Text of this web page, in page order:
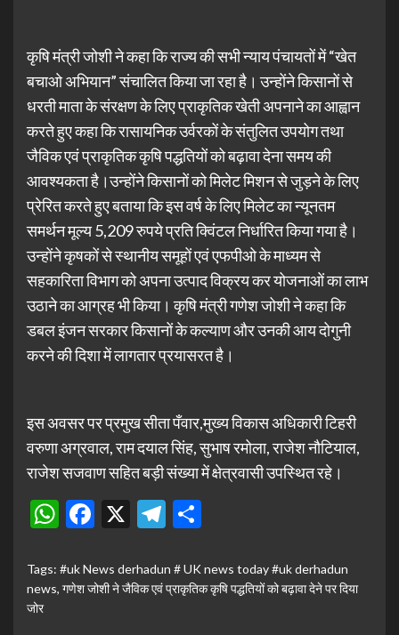
कृषि मंत्री जोशी ने कहा कि राज्य की सभी न्याय पंचायतों में “खेत
बचाओ अभियान” संचालित किया जा रहा है। उन्होंने किसानों से
धरती माता के संरक्षण के लिए प्राकृतिक खेती अपनाने का आह्वान
करते हुए कहा कि रासायनिक उर्वरकों के संतुलित उपयोग तथा
जैविक एवं प्राकृतिक कृषि पद्धतियों को बढ़ावा देना समय की
आवश्यकता है।उन्होंने किसानों को मिलेट मिशन से जुड़ने के लिए
प्रेरित करते हुए बताया कि इस वर्ष के लिए मिलेट का न्यूनतम
समर्थन मूल्य 5,209 रुपये प्रति क्विंटल निर्धारित किया गया है।
उन्होंने कृषकों से स्थानीय समूहों एवं एफपीओ के माध्यम से
सहकारिता विभाग को अपना उत्पाद विक्रय कर योजनाओं का लाभ
उठाने का आग्रह भी किया। कृषि मंत्री गणेश जोशी ने कहा कि
डबल इंजन सरकार किसानों के कल्याण और उनकी आय दोगुनी
करने की दिशा में लागतार प्रयासरत है।
इस अवसर पर प्रमुख सीता पँवार,मुख्य विकास अधिकारी टिहरी
वरुणा अग्रवाल, राम दयाल सिंह, सुभाष रमोला, राजेश नौटियाल,
राजेश सजवाण सहित बड़ी संख्या में क्षेत्रवासी उपस्थित रहे।
WhatsApp
Facebook
X Telegram
Tags: #uk News derhadun # UK news today #uk derhadun
news, गणेश जोशी ने जैविक एवं प्राकृतिक कृषि पद्धतियों को बढ़ावा देने पर दिया
जोर